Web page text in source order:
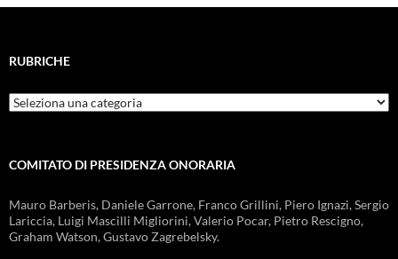
RUBRICHE
Rubriche
COMITATO DI PRESIDENZA ONORARIA
Mauro Barberis, Daniele Garrone, Franco Grillini, Piero Ignazi, Sergio
Lariccia, Luigi Mascilli Migliorini, Valerio Pocar, Pietro Rescigno,
Graham Watson, Gustavo Zagrebelsky.